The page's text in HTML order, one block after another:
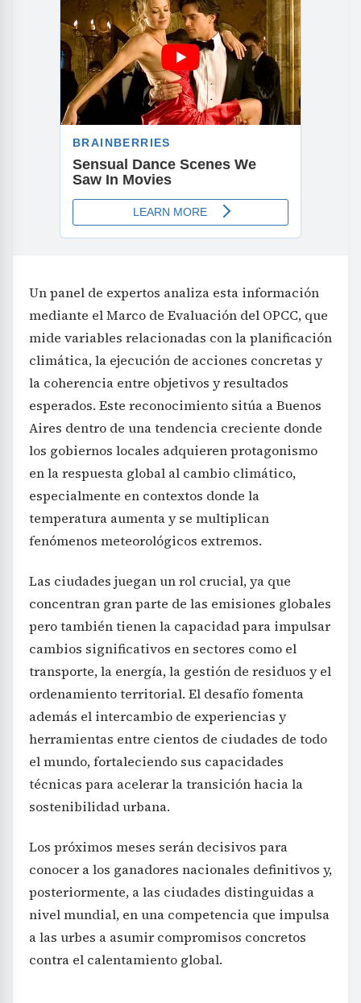
Un panel de expertos analiza esta información
mediante el Marco de Evaluación del OPCC, que
mide variables relacionadas con la planificación
climática, la ejecución de acciones concretas y
la coherencia entre objetivos y resultados
esperados. Este reconocimiento sitúa a Buenos
Aires dentro de una tendencia creciente donde
los gobiernos locales adquieren protagonismo
en la respuesta global al cambio climático,
especialmente en contextos donde la
temperatura aumenta y se multiplican
fenómenos meteorológicos extremos.
Las ciudades juegan un rol crucial, ya que
concentran gran parte de las emisiones globales
pero también tienen la capacidad para impulsar
cambios significativos en sectores como el
transporte, la energía, la gestión de residuos y el
ordenamiento territorial. El desafío fomenta
además el intercambio de experiencias y
herramientas entre cientos de ciudades de todo
el mundo, fortaleciendo sus capacidades
técnicas para acelerar la transición hacia la
sostenibilidad urbana.
Los próximos meses serán decisivos para
conocer a los ganadores nacionales definitivos y,
posteriormente, a las ciudades distinguidas a
nivel mundial, en una competencia que impulsa
a las urbes a asumir compromisos concretos
contra el calentamiento global.